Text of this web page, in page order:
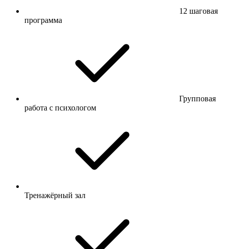
12 шаговая
программа
Групповая
работа с психологом
Тренажёрный зал